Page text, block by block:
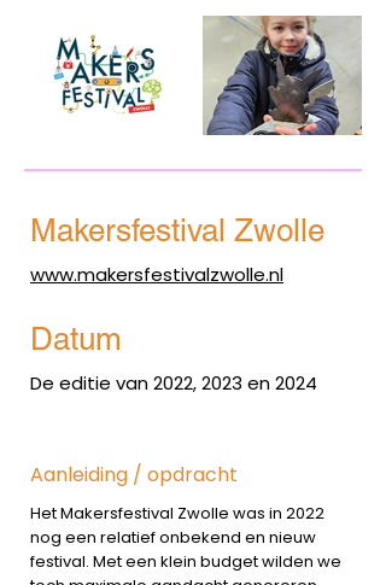
Makersfestival Zwolle
www.makersfestivalzwolle.nl
Datum
De editie van 2022, 2023 en 2024
Aanleiding / opdracht
Het Makersfestival Zwolle was in 2022
nog een relatief onbekend en nieuw
festival. Met een klein budget wilden we